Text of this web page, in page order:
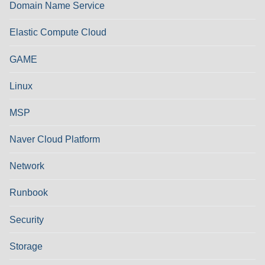
Domain Name Service
Elastic Compute Cloud
GAME
Linux
MSP
Naver Cloud Platform
Network
Runbook
Security
Storage